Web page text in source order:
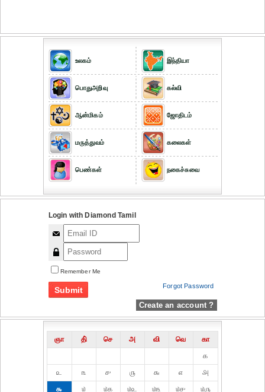
உலகம்
பொதுஅறிவு
ஆன்மிகம்
மருத்துவம்
பெண்கள்
இந்தியா
கல்வி
ஜோதிடம்
கலைகள்
நகைச்சுவை
Login with Diamond Tamil
Remember Me
Forgot Password
Create an account ?
ஞா தி் செ அ வி வெ
கா
௧
௨
௩ ௪ ௫ ௬ ௭
௮
௯
௰ ௰௧ ௰௨ ௰௩ ௰௪
௰௫